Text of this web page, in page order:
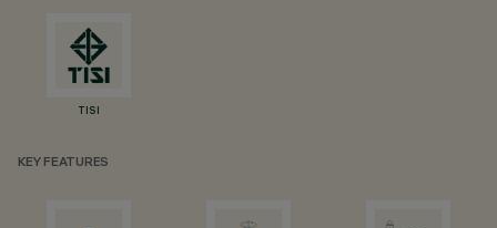
TISI
KEY FEATURES